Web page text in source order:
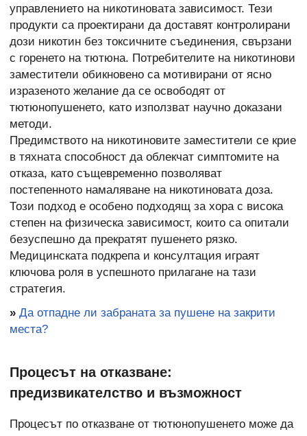
управлението на никотиновата зависимост. Тези
продукти са проектирани да доставят контролирани
дози никотин без токсичните съединения, свързани
с горенето на тютюна. Потребителите на никотинови
заместители обикновено са мотивирани от ясно
изразеното желание да се освободят от
тютюнопушенето, като използват научно доказани
методи.
Предимството на никотиновите заместители се крие
в тяхната способност да облекчат симптомите на
отказа, като същевременно позволяват
постепенното намаляване на никотиновата доза.
Този подход е особено подходящ за хора с висока
степен на физическа зависимост, които са опитали
безуспешно да прекратят пушенето рязко.
Медицинската подкрепа и консултация играят
ключова роля в успешното прилагане на тази
стратегия.
» Да отпадне ли забраната за пушене на закрити
места?
Процесът на отказване:
предизвикателство и възможност
Процесът по отказване от тютюнопушенето може да